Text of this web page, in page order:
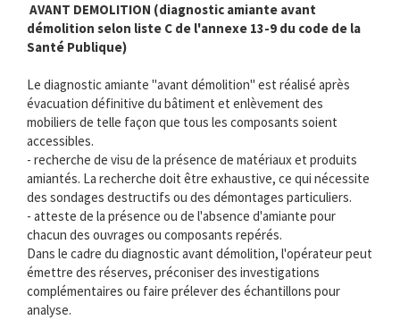
AVANT DEMOLITION (diagnostic amiante avant
démolition selon liste C de l'annexe 13-9 du code de la
Santé Publique)
Le diagnostic amiante "avant démolition" est réalisé après
évacuation définitive du bâtiment et enlèvement des
mobiliers de telle façon que tous les composants soient
accessibles.
- recherche de visu de la présence de matériaux et produits
amiantés. La recherche doit être exhaustive, ce qui nécessite
des sondages destructifs ou des démontages particuliers.
- atteste de la présence ou de l'absence d'amiante pour
chacun des ouvrages ou composants repérés.
Dans le cadre du diagnostic avant démolition, l'opérateur peut
émettre des réserves, préconiser des investigations
complémentaires ou faire prélever des échantillons pour
analyse.